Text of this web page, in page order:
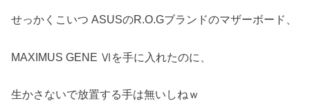
せっかくこいつ ASUSのR.O.Gブランドのマザーボード、
MAXIMUS GENE Ⅵを手に入れたのに、
生かさないで放置する手は無いしねｗ